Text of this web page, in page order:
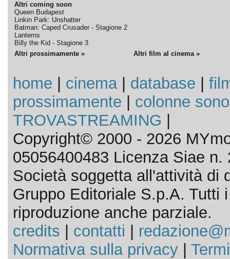
Altri coming soon
Queen Budapest
Linkin Park: Unshatter
Batman: Caped Crusader - Stagione 2
Lanterns
Billy the Kid - Stagione 3
Altri prossimamente » Altri film al cinema »
home cinema| database
prossimamente
colonne
TROVASTREAMING
Copyright© 2000 - 2026
05056400483 Licenza Siae n.
Società soggetta all'attività di
Gruppo Editoriale S.p.A. Tutti
riproduzione anche parziale.
credits
contatti
Normativa sulla privacy|